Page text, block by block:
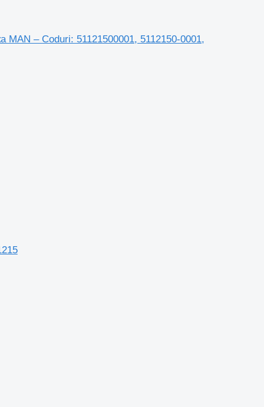
MAN – Coduri: 51121500001, 5112150-0001,